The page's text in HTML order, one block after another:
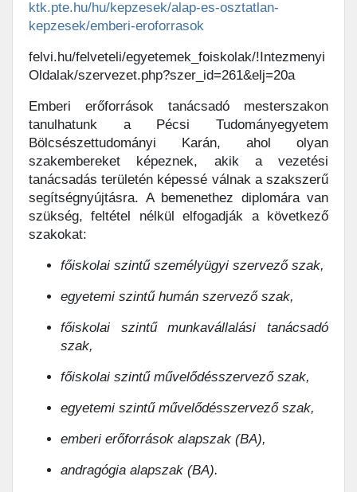
ktk.pte.hu/hu/kepzesek/alap-es-osztatlan-
kepzesek/emberi-eroforrasok
felvi.hu/felveteli/egyetemek_foiskolak/!Intezmenyi
Oldalak/szervezet.php?szer_id=261&elj=20a
Emberi erőforrások tanácsadó mesterszakon
tanulhatunk a Pécsi Tudományegyetem
Bölcsészettudományi Karán, ahol olyan
szakembereket képeznek, akik a vezetési
tanácsadás területén képessé válnak a szakszerű
segítségnyújtásra. A bemenethez diplomára van
szükség, feltétel nélkül elfogadják a következő
szakokat:
főiskolai szintű személyügyi szervező szak,
egyetemi szintű humán szervező szak,
főiskolai szintű munkavállalási tanácsadó
szak,
főiskolai szintű művelődésszervező szak,
egyetemi szintű művelődésszervező szak,
emberi erőforrások alapszak (BA),
andragógia alapszak (BA).